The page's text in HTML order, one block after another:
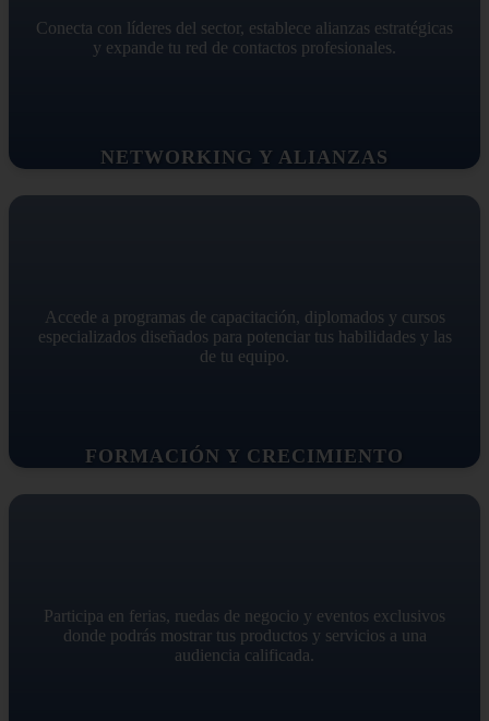
NETWORKING Y ALIANZAS
Conecta con líderes del sector, establece alianzas estratégicas
y expande tu red de contactos profesionales.
FORMACIÓN Y CRECIMIENTO
Accede a programas de capacitación, diplomados y cursos
especializados diseñados para potenciar tus habilidades y las
de tu equipo.
Participa en ferias, ruedas de negocio y eventos exclusivos
donde podrás mostrar tus productos y servicios a una
audiencia calificada.